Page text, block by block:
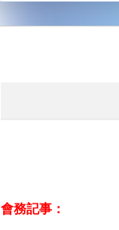
會務記事：